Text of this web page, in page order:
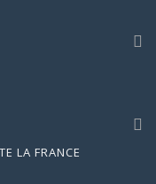
LA FRANCE